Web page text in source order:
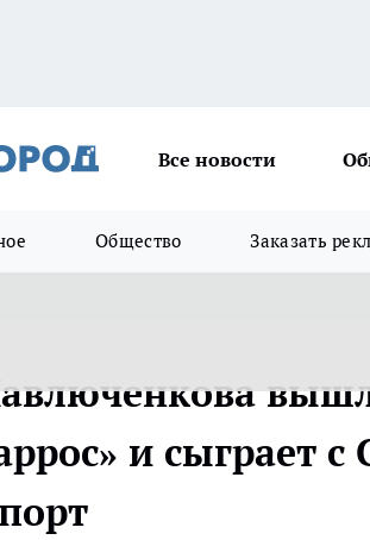
Все новости
Общество Заказать
и сыграет